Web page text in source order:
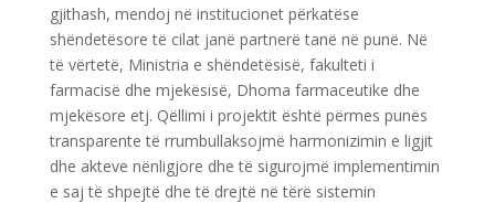
gjithash, mendoj në institucionet përkatëse
shëndetësore të cilat janë partnerë tanë në punë. Në
të vërtetë, Ministria e shëndetësisë, fakulteti i
farmacisë dhe mjekësisë, Dhoma farmaceutike dhe
mjekësore etj. Qëllimi i projektit është përmes punës
transparente të rrumbullaksojmë harmonizimin e ligjit
dhe akteve nënligjore dhe të sigurojmë implementimin
e saj të shpejtë dhe të drejtë në tërë sistemin